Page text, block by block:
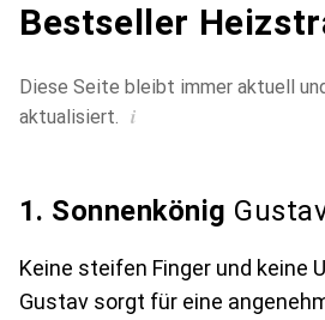
Bestseller
Diese Seite bleibt immer aktuell
aktualisiert. i
1. Sonnenkönig
Keine steifen Finger und keine
Gustav sorgt für eine